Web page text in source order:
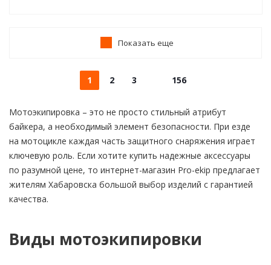
Показать еще
1 2 3 156
Мотоэкипировка – это не просто стильный атрибут
байкера, а необходимый элемент безопасности. При езде
на мотоцикле каждая часть защитного снаряжения играет
ключевую роль. Если хотите купить надежные аксессуары
по разумной цене, то интернет-магазин Pro-ekip предлагает
жителям Хабаровска большой выбор изделий с гарантией
качества.
Виды мотоэкипировки